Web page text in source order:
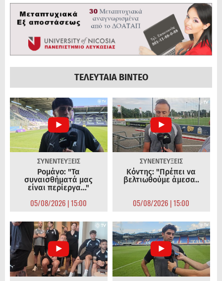
ΤΕΛΕΥΤΑΙΑ ΒΙΝΤΕΟ
ΣΥΝΕΝΤΕΥΞΕΙΣ
Ρομάνο: "Τα
συναισθήματά μας
είναι περίεργα..."
05/08/2026 | 15:00
ΣΥΝΕΝΤΕΥΞΕΙΣ
Κόντης: "Πρέπει να
βελτιωθούμε άμεσα..
05/08/2026 | 15:00